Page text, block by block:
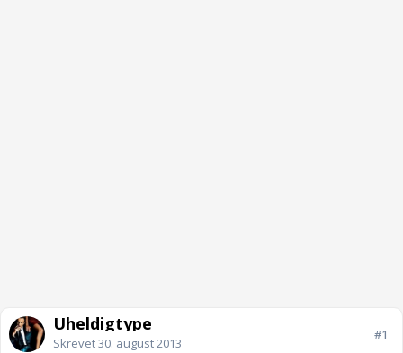
Uheldigtype
Skrevet30. august 2013
#1